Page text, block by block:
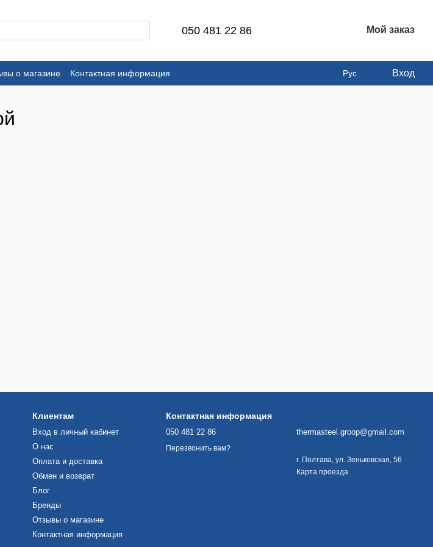
050 481 22 86 Мой заказ
о магазине Контактная информация Рус Вход
Клиентам
Вход в личный кабинет
О нас
Оплата и доставка
Обмен и возврат
Блог
Бренды
Отзывы о магазине
Контактная информация
Контактная информация
050 481 22 86
Перезвонить вам?
thermasteel.groop@gmail.com
г. Полтава, ул. Зеньковская, 56
Карта проезда